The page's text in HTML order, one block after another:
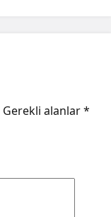
Gerekli alanlar*